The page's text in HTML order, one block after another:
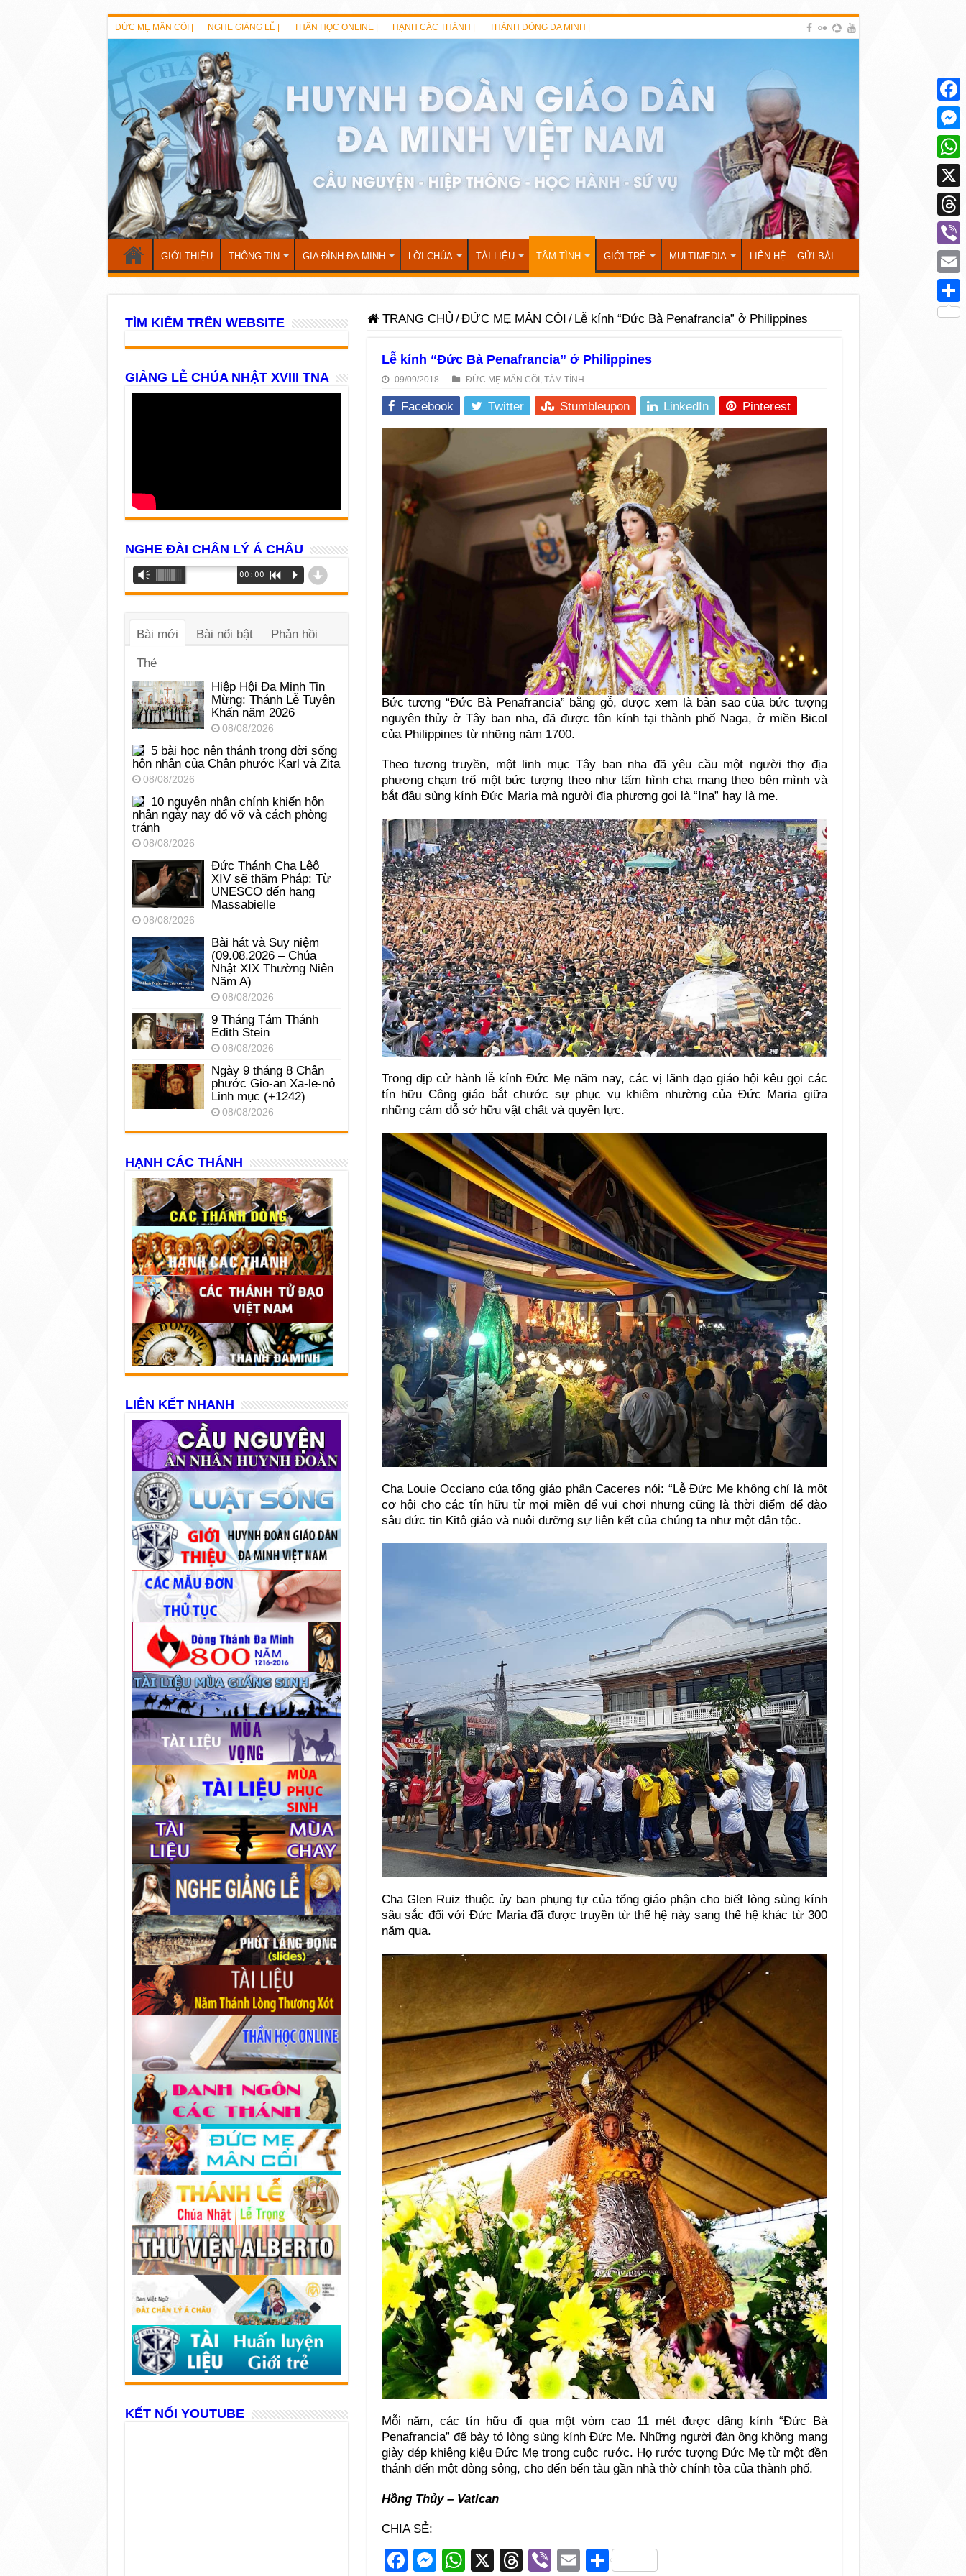
ĐỨC MẸ MÂN CÔI | NGHE GIẢNG LỄ | THẦN HỌC ONLINE | HẠNH CÁC THÁNH | THÁNH DÒNG ĐA MINH |
GIỚI THIỆU THÔNG TIN GIA ĐÌNH ĐA MINH LỜI CHÚA TÀI LIỆU TÂM TÌNH GIỚI TRẺ MULTIMEDIA LIÊN HỆ – GỬI BÀI
TRANG CHỦ /ĐỨC MẸ MÂN CÔI / Lễ kính “Đức Bà Penafrancia” ở Philippines
Lễ kính “Đức Bà Penafrancia” ở Philippines
09/09/2018 ĐỨC MẸ MÂN CÔI , TÂM TÌNH
Facebook Twitter Stumbleupon LinkedIn Pinterest
Bức tượng “Đức Bà Penafrancia” bằng gỗ, được xem là bản sao của bức tượng
nguyên thủy ở Tây ban nha, đã được tôn kính tại thành phố Naga, ở miền Bicol
của Philippines từ những năm 1700.
Theo tương truyền, một linh mục Tây ban nha đã yêu cầu một người thợ địa
phương chạm trổ một bức tượng theo như tấm hình cha mang theo bên mình và
bắt đầu sùng kính Đức Maria mà người địa phương gọi là “Ina” hay là mẹ.
Trong dịp cử hành lễ kính Đức Mẹ năm nay, các vị lãnh đạo giáo hội kêu gọi các
tín hữu Công giáo bắt chước sự phục vụ khiêm nhường của Đức Maria giữa
những cám dỗ sở hữu vật chất và quyền lực.
Cha Louie Occiano của tổng giáo phận Caceres nói: “Lễ Đức Mẹ không chỉ là một
cơ hội cho các tín hữu từ mọi miền để vui chơi nhưng cũng là thời điểm để đào
sâu đức tin Kitô giáo và nuôi dưỡng sự liên kết của chúng ta như một dân tộc.
Cha Glen Ruiz thuộc ủy ban phụng tự của tổng giáo phận cho biết lòng sùng kính
sâu sắc đối với Đức Maria đã được truyền từ thế hệ này sang thế hệ khác từ 300
năm qua.
Mỗi năm, các tín hữu đi qua một vòm cao 11 mét được dâng kính “Đức Bà
Penafrancia” để bày tỏ lòng sùng kính Đức Mẹ. Những người đàn ông không mang
giày dép khiêng kiệu Đức Mẹ trong cuộc rước. Họ rước tượng Đức Mẹ từ một đền
thánh đến một dòng sông, cho đến bến tàu gần nhà thờ chính tòa của thành phố.
Hồng Thủy – Vatican
CHIA SẺ:
F
M
W
X
T
Vi
E S
TÌM KIẾM TRÊN WEBSITE
GIẢNG LỄ CHÚA NHẬT XVIII TNA
NGHE ĐÀI CHÂN LÝ Á CHÂU
Trình
phát
âm
Vm 00:00 R P d
Bài mới Bài nổi bật Phản hồi
Thẻ
Hiệp Hội Đa Minh Tin
Mừng: Thánh Lễ Tuyên
Khấn năm 2026
08/08/2026
5 bài học nên thánh trong đời sống
hôn nhân của Chân phước Karl và Zita
08/08/2026
10 nguyên nhân chính khiến hôn
nhân ngày nay đổ vỡ và cách phòng
tránh
08/08/2026
Đức Thánh Cha Lêô
XIV sẽ thăm Pháp: Từ
UNESCO đến hang
Massabielle
08/08/2026
Bài hát và Suy niệm
(09.08.2026 – Chúa
Nhật XIX Thường Niên
Năm A)
08/08/2026
9 Tháng Tám Thánh
Edith Stein
08/08/2026
Ngày 9 tháng 8 Chân
phước Gio-an Xa-le-nô
Linh mục (+1242)
08/08/2026
HẠNH CÁC THÁNH
LIÊN KẾT NHANH
KẾT NỐI YOUTUBE
X
Viber